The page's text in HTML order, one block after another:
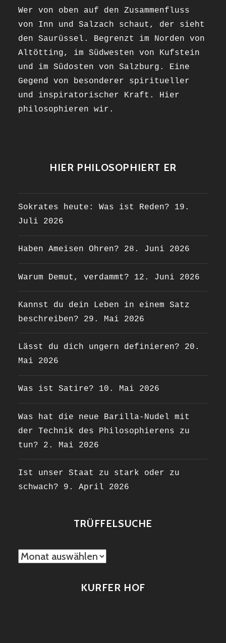
Wer von oben auf den Zusammenfluss
von Inn und Salzach schaut, der sieht
den Saurüssel. Begrenzt im Norden von
Altötting, im Südwesten von Kufstein
und im Südosten von Salzburg. Eine
Gegend von besonderer spiritueller
und inspiratorischer Kraft. Hier
philosophieren wir.
HIER PHILOSOPHIERT ER
Sokrates heute: Was ist Reden?
19.
Juli 2026
Haben Ameisen Ohren? 28. Juni 2026
Warum Demut, verdammt? 12. Juni 2026
Kannst du dein Leben in einem Satz
beschreiben?
29. Mai 2026
Lässt du dich ungern definieren?
20.
Mai 2026
Was ist Satire? 10. Mai 2026
Was hat die neue Barilla-Nudel mit
der Technik des Philosophierens zu
tun?
2. Mai 2026
Ist unser Staat zu stark oder zu
schwach?
9. April 2026
TRÜFFELSUCHE
TRÜFFELSUCHE
KURFER HOF